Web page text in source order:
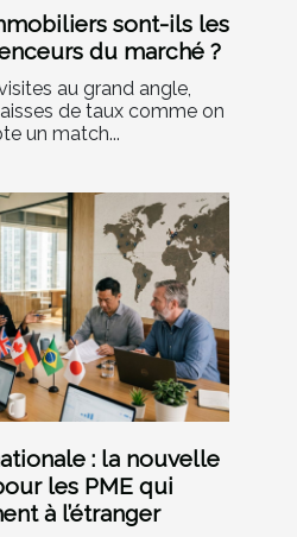
sont-ils les
du marché ?
au grand angle,
de taux comme on
un match...
: la nouvelle
les PME qui
à l’étranger